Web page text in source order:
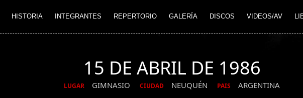
HISTORIA INTEGRANTES REPERTORIO GALERÍA DISCOS VIDEOS/AV
15 DE ABRIL DE 1986
LUGAR GIMNASIO CIUDAD NEUQUÉN PAIS ARGENTINA